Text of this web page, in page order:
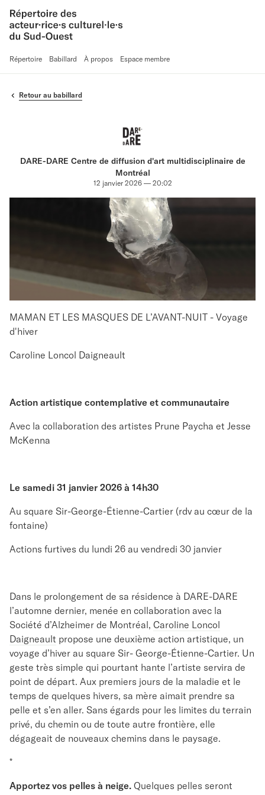
Répertoire Babillard À propos Espace membre
Retour au babillard
DARE-DARE Centre de diffusion d'art multidisciplinaire de
Montréal
12 janvier 2026 — 20:02
MAMAN ET LES MASQUES DE L’AVANT-NUIT - Voyage
d'hiver
Caroline Loncol Daigneault
Action artistique contemplative et communautaire
Avec la collaboration des artistes Prune Paycha et Jesse
McKenna
Le samedi 31 janvier 2026 à 14h30
Au square Sir-George-Étienne-Cartier (rdv au cœur de la
fontaine)
Actions furtives du lundi 26 au vendredi 30 janvier
Dans le prolongement de sa résidence à DARE-DARE
l’automne dernier, menée en collaboration avec la
Société d’Alzheimer de Montréal, Caroline Loncol
Daigneault propose une deuxième action artistique, un
voyage d’hiver au square Sir- George-Étienne-Cartier. Un
geste très simple qui pourtant hante l’artiste servira de
point de départ. Aux premiers jours de la maladie et le
temps de quelques hivers, sa mère aimait prendre sa
pelle et s’en aller. Sans égards pour les limites du terrain
privé, du chemin ou de toute autre frontière, elle
dégageait de nouveaux chemins dans le paysage.
*
Apportez vos pelles à neige. Quelques pelles seront